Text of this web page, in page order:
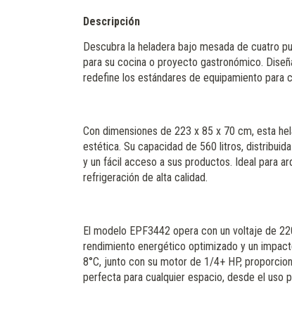
Descripción
Descubra la heladera bajo mesada de cuatro
para su cocina o proyecto gastronómico.
redefine los estándares de equipamiento para
Con dimensiones de 223 x 85 x 70 cm, esta
estética. Su capacidad de 560 litros,
y un fácil acceso a sus productos. Ideal para
refrigeración de alta calidad.
El modelo EPF3442 opera con un voltaje de
rendimiento energético optimizado y un
8°C, junto con su motor de 1/4+ HP,
perfecta para cualquier espacio, desde el uso